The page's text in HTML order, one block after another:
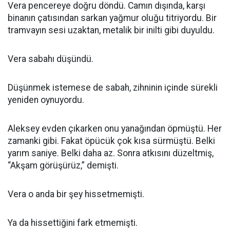
Vera pencereye doğru döndü. Camın dışında, karşı
binanın çatısından sarkan yağmur oluğu titriyordu. Bir
tramvayın sesi uzaktan, metalik bir inilti gibi duyuldu.
Vera sabahı düşündü.
Düşünmek istemese de sabah, zihninin içinde sürekli
yeniden oynuyordu.
Aleksey evden çıkarken onu yanağından öpmüştü. Her
zamanki gibi. Fakat öpücük çok kısa sürmüştü. Belki
yarım saniye. Belki daha az. Sonra atkısını düzeltmiş,
“Akşam görüşürüz,” demişti.
Vera o anda bir şey hissetmemişti.
Ya da hissettiğini fark etmemişti.